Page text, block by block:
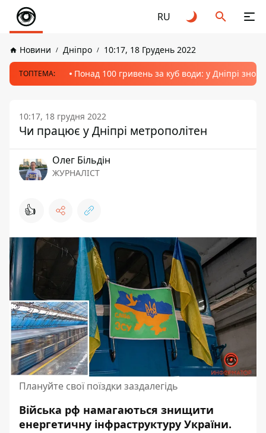
RU
Новини Дніпро 10:17, 18 Грудень 2022
ТОПТЕМА: Понад 100 гривень за куб води: у Дніпрі
10:17, 18 грудня 2022
Чи працює у Дніпрі метрополітен
Олег Більдін
ЖУРНАЛІСТ
👍
Плануйте свої поїздки заздалегідь
Війська рф намагаються знищити
енергетичну інфраструктуру України.